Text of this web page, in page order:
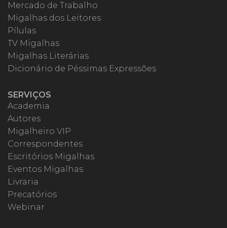
Mercado de Trabalho
Migalhas dos Leitores
Pílulas
TV Migalhas
Migalhas Literárias
Dicionário de Péssimas Expressões
SERVIÇOS
Academia
Autores
Migalheiro VIP
Correspondentes
Escritórios Migalhas
Eventos Migalhas
Livraria
Precatórios
Webinar